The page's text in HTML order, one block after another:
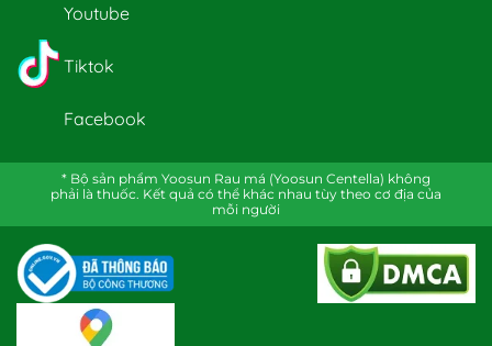
Youtube
Tiktok
Facebook
* Bộ sản phẩm Yoosun Rau má (Yoosun Centella) không
phải là thuốc. Kết quả có thể khác nhau tùy theo cơ địa của
mỗi người